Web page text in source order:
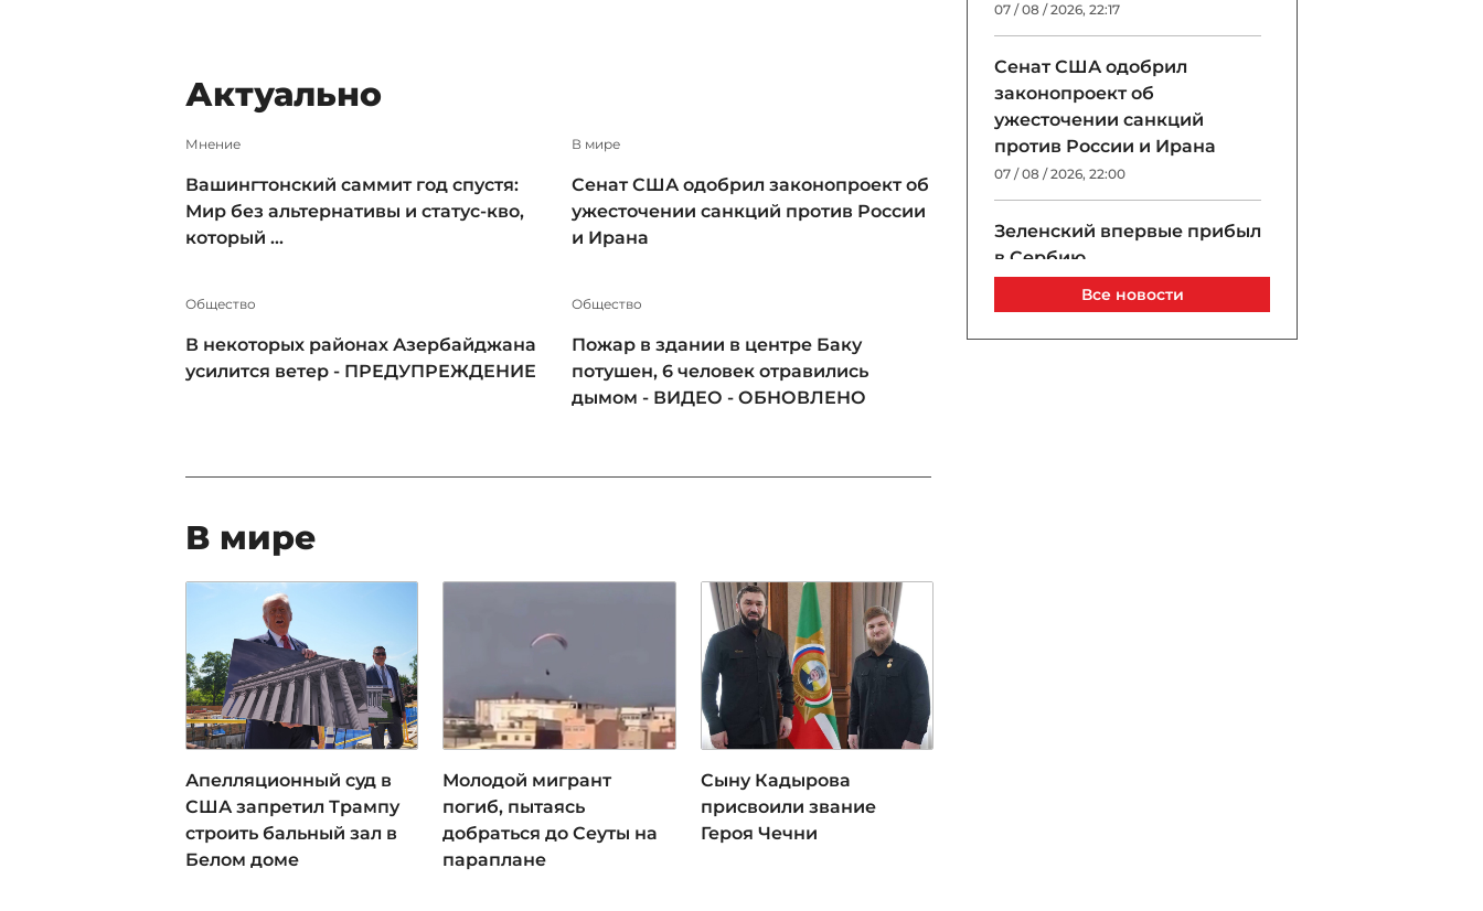
Актуально
Мнение
Вашингтонский саммит год спустя:
Мир без альтернативы и статус-кво,
который ...
В мире
Сенат США одобрил законопроект об
ужесточении санкций против России
и Ирана
Общество
В некоторых районах Азербайджана
усилится ветер - ПРЕДУПРЕЖДЕНИЕ
Общество
Пожар в здании в центре Баку
потушен, 6 человек отравились
дымом - ВИДЕО - ОБНОВЛЕНО
В мире
Апелляционный суд в
США запретил Трампу
строить бальный зал в
Белом доме
Молодой мигрант
погиб, пытаясь
добраться до Сеуты на
параплане
Сыну Кадырова
присвоили звание
Героя Чечни
07 / 08 / 2026, 22:17
Сенат США одобрил
законопроект об
ужесточении санкций
против России и Ирана
07 / 08 / 2026, 22:00
Зеленский впервые прибыл
в Сербию
07 / 08 / 2026, 21:40
Анар Байрамов уволил
Все новости